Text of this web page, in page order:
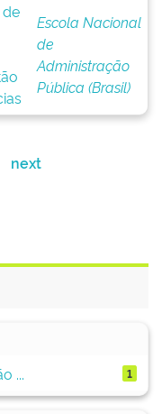
Escola Nacional
de
Administração
Pública (Brasil)
next
...
1